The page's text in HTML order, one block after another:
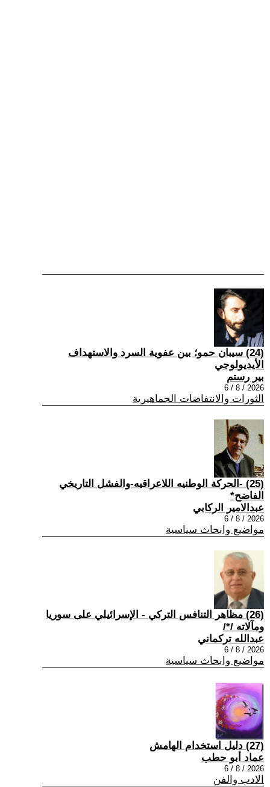
(24) سيبان حمو؛ بين عفوية السرد والاستهداف
الأيديولوجي
بير رستم
2026 / 8 / 6
الثورات والانتفاضات الجماهيرية
(25) -الحركة الوطنيه اللاعراقيه-والفشل التاريخي
الفاضح*
عبدالامير الركابي
2026 / 8 / 6
مواضيع وابحاث سياسية
(26) مظاهر التنافس التركي - الإسرائيلي على سوريا
ومآلاته /*/
عبدالله تركماني
2026 / 8 / 6
مواضيع وابحاث سياسية
(27) دليل استخدام الهامش
عماد أبو حطب
2026 / 8 / 6
الادب والفن